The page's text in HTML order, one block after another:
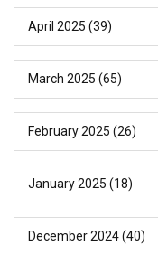
April 2025 (39)
March 2025 (65)
February 2025 (26)
January 2025 (18)
December 2024(40)